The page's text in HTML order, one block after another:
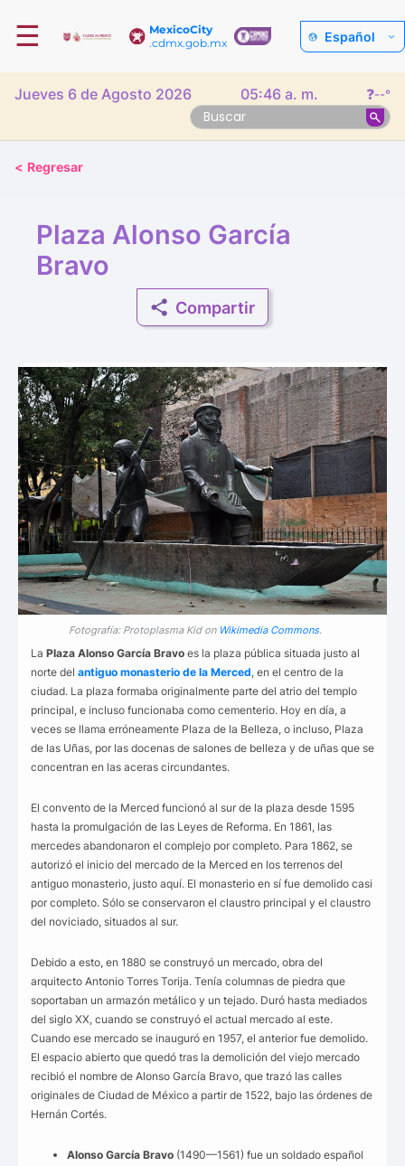
MexicoCity
.cdmx.gob.mx
☰ Español
Jueves 6 de Agosto 2026 05:46 a. m. ❓--°
< Regresar
Plaza Alonso García
Bravo
Compartir
Fotografía: Protoplasma Kid on Wikimedia Commons.
La Plaza Alonso García Bravo es la plaza pública situada justo al
norte del antiguo monasterio de la Merced, en el centro de la
ciudad. La plaza formaba originalmente parte del atrio del templo
principal, e incluso funcionaba como cementerio. Hoy en día, a
veces se llama erróneamente Plaza de la Belleza, o incluso, Plaza
de las Uñas, por las docenas de salones de belleza y de uñas que se
concentran en las aceras circundantes.
El convento de la Merced funcionó al sur de la plaza desde 1595
hasta la promulgación de las Leyes de Reforma. En 1861, las
mercedes abandonaron el complejo por completo. Para 1862, se
autorizó el inicio del mercado de la Merced en los terrenos del
antiguo monasterio, justo aquí. El monasterio en sí fue demolido casi
por completo. Sólo se conservaron el claustro principal y el claustro
del noviciado, situados al sur.
Debido a esto, en 1880 se construyó un mercado, obra del
arquitecto Antonio Torres Torija. Tenía columnas de piedra que
soportaban un armazón metálico y un tejado. Duró hasta mediados
del siglo XX, cuando se construyó el actual mercado al este.
Cuando ese mercado se inauguró en 1957, el anterior fue demolido.
El espacio abierto que quedó tras la demolición del viejo mercado
recibió el nombre de Alonso García Bravo, que trazó las calles
originales de Ciudad de México a partir de 1522, bajo las órdenes de
Hernán Cortés.
Alonso García Bravo (1490—1561) fue un soldado español